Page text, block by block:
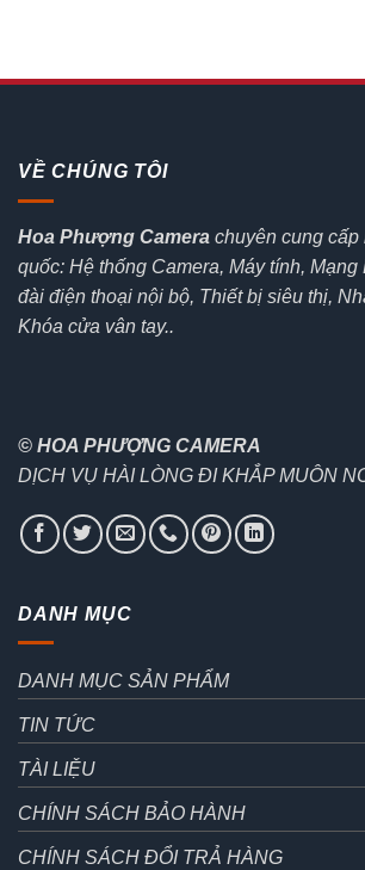
VỀ CHÚNG TÔI
Hoa Phượng Camera chuyên cung cấp
quốc: Hệ thống Camera, Máy tính,
đài điện thoại nội bộ, Thiết bị siêu thị,
Khóa cửa vân tay..
© HOA PHƯỢNG CAMERA
DỊCH VỤ HÀI LÒNG ĐI KHẮP MUÔN
DANH MỤC
DANH MỤC SẢN PHẨM
TIN TỨC
TÀI LIỆU
CHÍNH SÁCH BẢO HÀNH
CHÍNH SÁCH ĐỔI TRẢ HÀNG